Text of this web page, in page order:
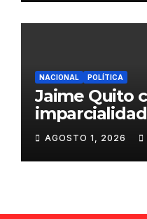
NACIONAL POLÍTICA
Jaime Quito
de Ollanta
AGOSTO 1, 2026